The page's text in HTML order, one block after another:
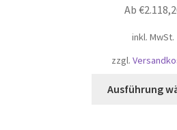
Ab €
inkl. MwSt.
zzgl.
Ausführung